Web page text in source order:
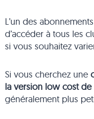
L’un des
d’accéder à tous les
si vous souhaitez
Si vous cherchez une
la version low cost de
généralement plus